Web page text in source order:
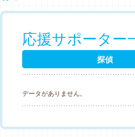
応援サポーター
探偵
データがありません。